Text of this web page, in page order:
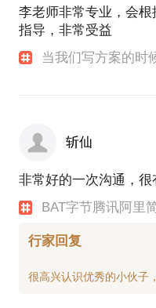
李老师非常专业，会
指导，非常受益
当我们写方案的时
斩仙
非常好的一次沟通，很
BAT字节腾讯阿里
行家回复